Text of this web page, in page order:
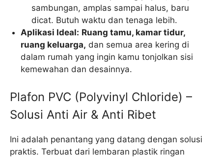
sambungan, amplas sampai halus, baru
dicat. Butuh waktu dan tenaga lebih.
Aplikasi Ideal: Ruang tamu, kamar tidur,
ruang keluarga, dan semua area kering di
dalam rumah yang ingin kamu tonjolkan sisi
kemewahan dan desainnya.
Plafon PVC (Polyvinyl Chloride) –
Solusi Anti Air & Anti Ribet
Ini adalah penantang yang datang dengan solusi
praktis. Terbuat dari lembaran plastik ringan